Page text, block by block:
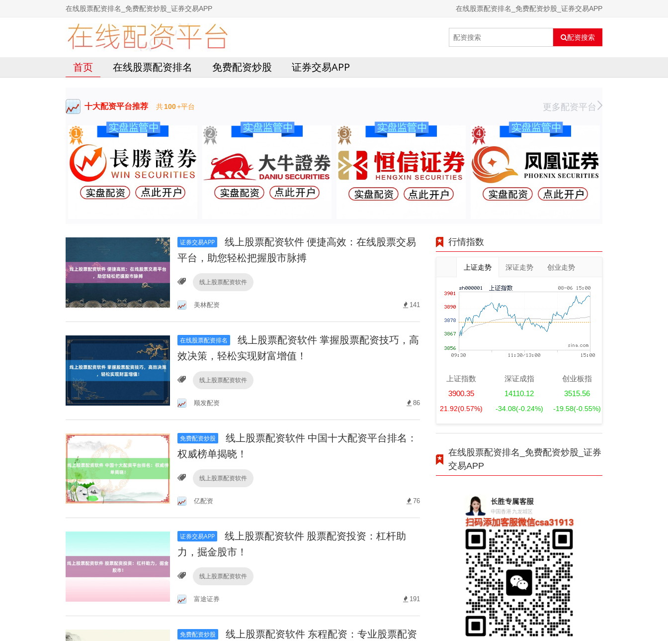
在线股票配资排名_免费配资炒股_证券交易APP 在线股票配资排名_免费配资炒股_证券交易APP
配资搜索
首页 在线股票配资排名 免费配资炒股 证券交易APP
十大配资平台推荐 共100+平台 更多配资平台
证券交易APP
线上股票配资软件 便捷高效：在线股票交易
平台，助您轻松把握股市脉搏
线上股票配资软件
美林配资 141
在线股票配资排名
线上股票配资软件 掌握股票配资技巧，高
效决策，轻松实现财富增值！
线上股票配资软件
顺发配资 86
免费配资炒股
线上股票配资软件 中国十大配资平台排名：
权威榜单揭晓！
线上股票配资软件
亿配资 76
证券交易APP
线上股票配资软件 股票配资投资：杠杆助
力，掘金股市！
线上股票配资软件
富途证券 191
免费配资炒股
线上股票配资软件 东程配资：专业股票配资
行情指数
上证走势 深证走势 创业走势
上证指数
3900.35
21.92(0.57%)
深证成指
14110.12
-34.08(-0.24%)
创业板指
3515.56
-19.58(-0.55%)
在线股票配资排名_免费配资炒股_证券
交易APP